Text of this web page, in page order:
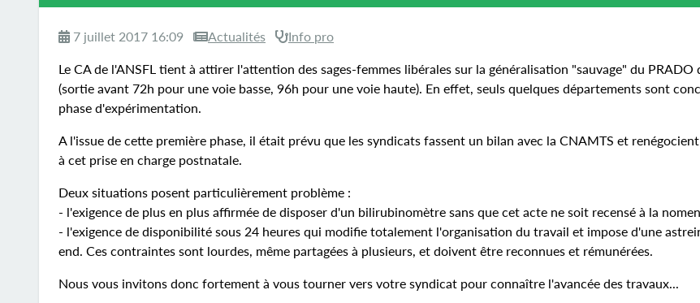
7 juillet 2017 16:09 Actualités Info pro
Le CA de l'ANSFL tient à attirer l'attention des sages-femmes libérales sur la généralisation "sauvage" du PRADO
(sortie avant 72h pour une voie basse, 96h pour une voie haute). En effet, seuls quelques départements sont
phase d'expérimentation.
A l'issue de cette première phase, il était prévu que les syndicats fassent un bilan avec la CNAMTS et
à cet prise en charge postnatale.
Deux situations posent particulièrement problème :
- l'exigence de plus en plus affirmée de disposer d'un bilirubinomètre sans que cet acte ne soit recensé à la
- l'exigence de disponibilité sous 24 heures qui modifie totalement l'organisation du travail et impose d'une
end. Ces contraintes sont lourdes, même partagées à plusieurs, et doivent être reconnues et rémunérées.
Nous vous invitons donc fortement à vous tourner vers votre syndicat pour connaître l'avancée des travaux...